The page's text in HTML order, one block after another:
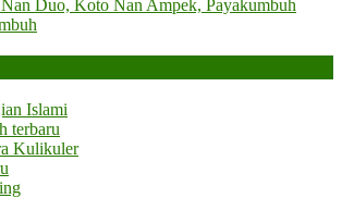
Duo, Koto Nan Ampek, Payakumbuh
Islami
terbaru
Kulikuler